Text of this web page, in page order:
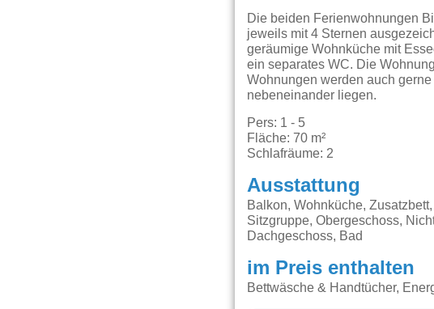
Die beiden Ferienwohnungen
jeweils mit 4 Sternen
geräumige Wohnküche mit
ein separates WC. Die
Wohnungen werden auch
nebeneinander liegen.
Pers: 1 - 5
Fläche: 70 m²
Schlafräume: 2
Ausstattung
Balkon, Wohnküche,
Sitzgruppe, Obergeschoss,
Dachgeschoss, Bad
im Preis enthalten
Bettwäsche & Handtücher,